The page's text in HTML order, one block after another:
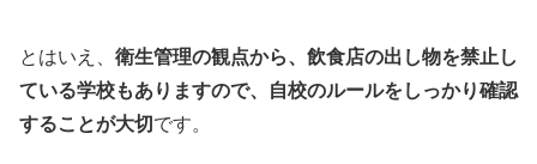
とはいえ、 衛生管理の観点から、飲食店の出し物を禁止し
ている学校もありますので、自校のルールをしっかり確認
することが大切 です。